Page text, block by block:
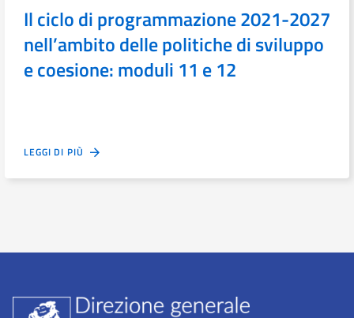
Il ciclo di programmazione 2021-2027
nell’ambito delle politiche di sviluppo
e coesione: moduli 11 e 12
LEGGI DI PIÙ